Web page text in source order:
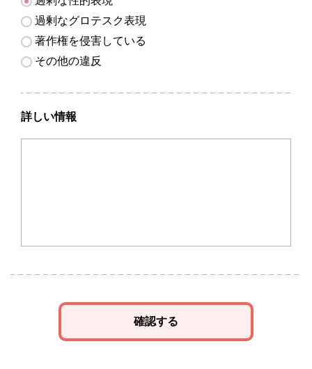
過剰なグロテスク表現
著作権を侵害している
その他の違反
詳しい情報
確認する